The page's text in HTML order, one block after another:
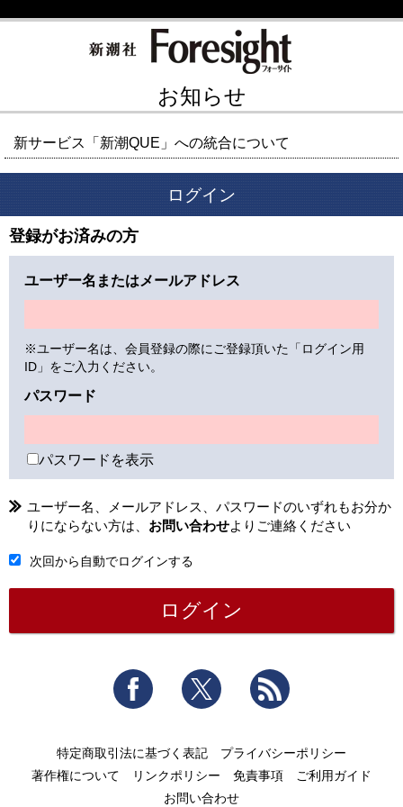
お知らせ
新サービス「新潮QUE」への統合について
ログイン
登録がお済みの方
ユーザー名またはメールアドレス
※ユーザー名は、会員登録の際にご登録頂いた「ログイン用
ID」をご入力ください。
パスワード
パスワードを表示
ユーザー名、メールアドレス、パスワードのいずれもお分か
りにならない方は、 お問い合わせよりご連絡ください
次回から自動でログインする
Facebook Twitter
特定商取引法に基づく表記
プライバシーポリシー
著作権について
リンクポリシー 免責事項
ご利用ガイド
お問い合わせ